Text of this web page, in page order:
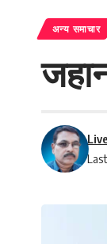
अन्य समाचार